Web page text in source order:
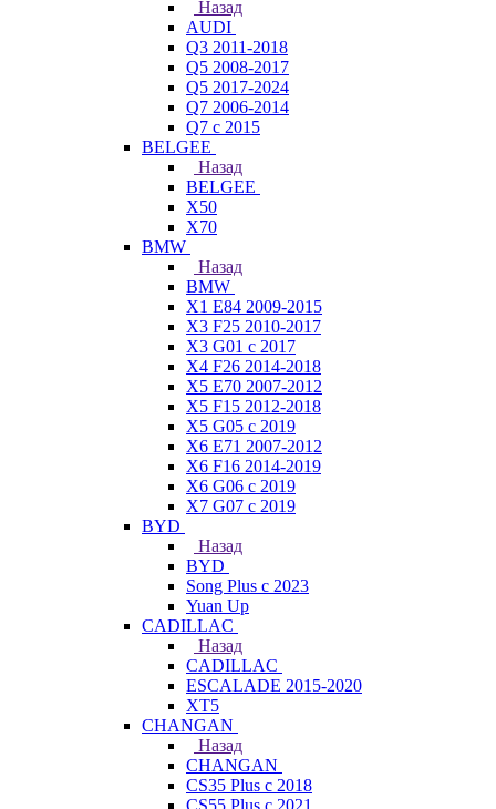
Назад
AUDI
Q3 2011-2018
Q5 2008-2017
Q5 2017-2024
Q7 2006-2014
Q7 с 2015
BELGEE
Назад
BELGEE
X50
X70
BMW
Назад
BMW
X1 E84 2009-2015
X3 F25 2010-2017
X3 G01 с 2017
X4 F26 2014-2018
X5 E70 2007-2012
X5 F15 2012-2018
X5 G05 с 2019
X6 E71 2007-2012
X6 F16 2014-2019
X6 G06 с 2019
X7 G07 с 2019
BYD
Назад
BYD
Song Plus с 2023
Yuan Up
CADILLAC
Назад
CADILLAC
ESСALADE 2015-2020
XT5
CHANGAN
Назад
CHANGAN
CS35 Plus с 2018
CS55 Plus с 2021